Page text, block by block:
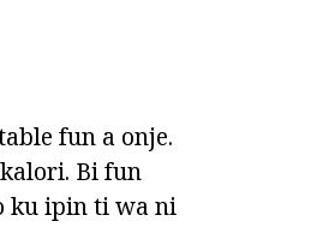
fun a onje.
Bi fun
ku ipin ti wa ni